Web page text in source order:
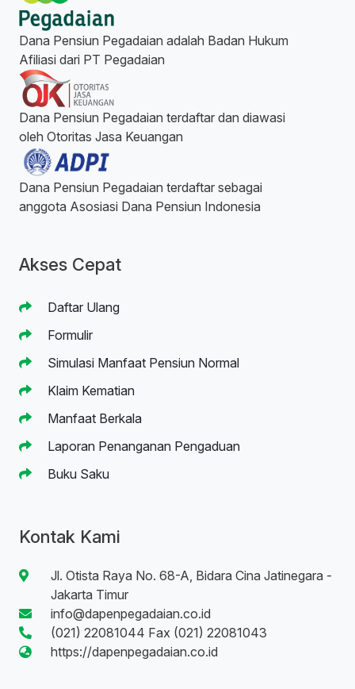
Dana Pensiun Pegadaian adalah Badan Hukum
Afiliasi dari PT Pegadaian
Dana Pensiun Pegadaian terdaftar dan diawasi
oleh Otoritas Jasa Keuangan
Dana Pensiun Pegadaian terdaftar sebagai
anggota Asosiasi Dana Pensiun Indonesia
Akses Cepat
Daftar Ulang
Formulir
Simulasi Manfaat Pensiun Normal
Klaim Kematian
Manfaat Berkala
Laporan Penanganan Pengaduan
Buku Saku
Kontak Kami
Jl. Otista Raya No. 68-A, Bidara Cina Jatinegara -
Jakarta Timur
info@dapenpegadaian.co.id
(021) 22081044 Fax (021) 22081043
https://dapenpegadaian.co.id